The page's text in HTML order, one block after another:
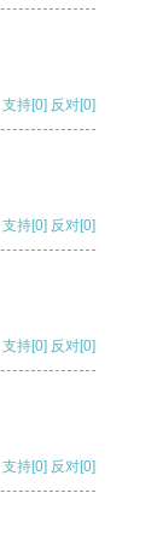
支持[0] 反对[0]
支持[0] 反对[0]
支持[0] 反对[0]
支持[0] 反对[0]